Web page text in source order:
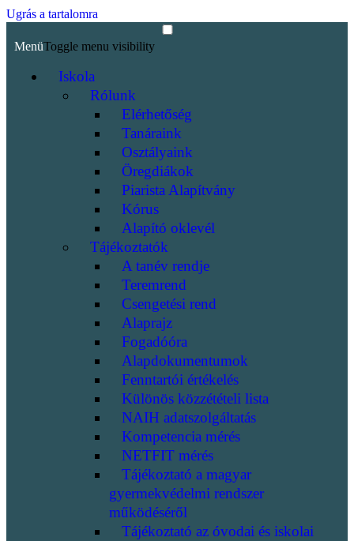
Ugrás a tartalomra
MenüToggle menu visibility
Iskola
Rólunk
Elérhetőség
Tanáraink
Osztályaink
Öregdiákok
Piarista Alapítvány
Kórus
Alapító oklevél
Tájékoztatók
A tanév rendje
Teremrend
Csengetési rend
Alaprajz
Fogadóóra
Alapdokumentumok
Fenntartói értékelés
Különös közzétételi lista
NAIH adatszolgáltatás
Kompetencia mérés
NETFIT mérés
Tájékoztató a magyar
gyermekvédelmi rendszer
működéséről
Tájékoztató az óvodai és iskolai